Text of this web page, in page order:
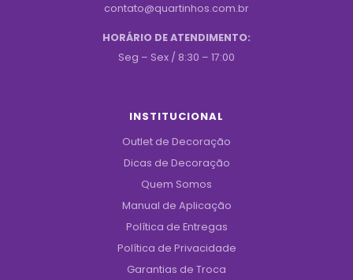
contato@quartinhos.com.br
HORÁRIO DE ATENDIMENTO:
Seg – Sex / 8:30 – 17:00
INSTITUCIONAL
Outlet de Decoração
Dicas de Decoração
Quem Somos
Manual de Aplicação
Política de Entregas
Política de Privacidade
Garantias de Troca